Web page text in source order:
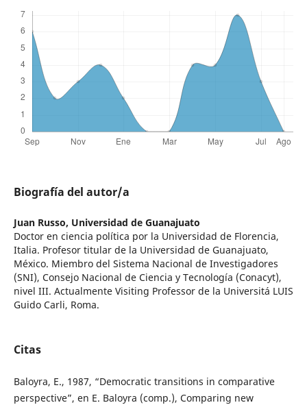
Biografía del autor/a
Juan Russo, Universidad de Guanajuato
Doctor en ciencia política por la Universidad de Florencia,
Italia. Profesor titular de la Universidad de Guanajuato,
México. Miembro del Sistema Nacional de Investigadores
(SNI), Consejo Nacional de Ciencia y Tecnología (Conacyt),
nivel III. Actualmente Visiting Professor de la Universitá LUIS
Guido Carli, Roma.
Citas
Baloyra, E., 1987, “Democratic transitions in comparative
perspective”, en E. Baloyra (comp.), Comparing new